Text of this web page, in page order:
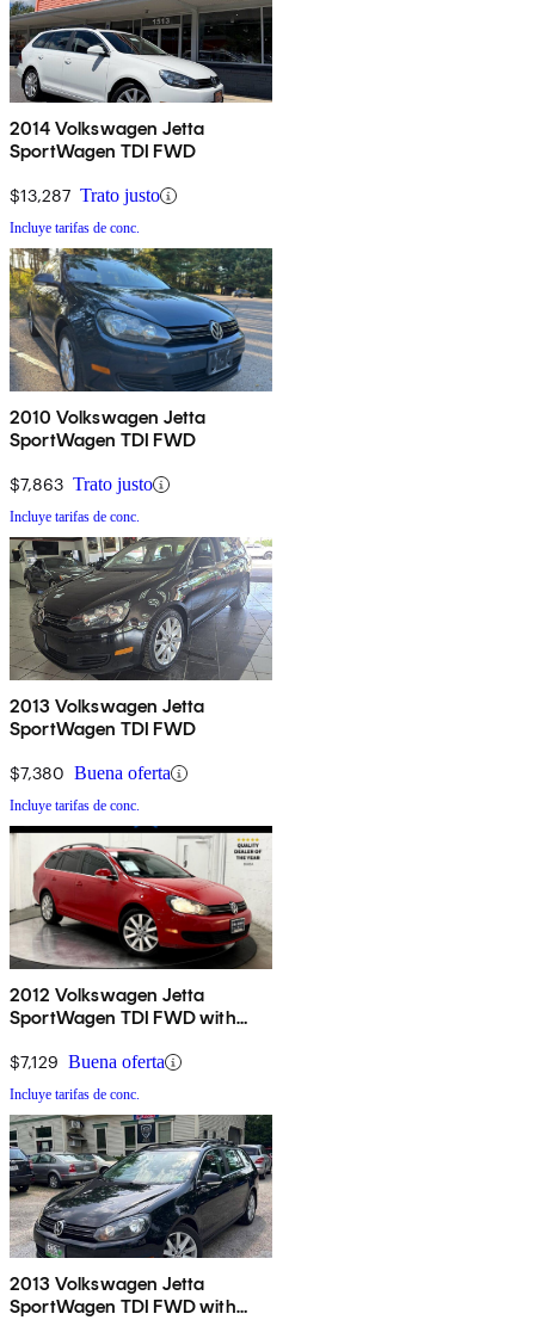
2014 Volkswagen Jetta
SportWagen TDI FWD
$13,287 Trato justo
Incluye tarifas de conc.
2010 Volkswagen Jetta
SportWagen TDI FWD
$7,863 Trato justo
Incluye tarifas de conc.
2013 Volkswagen Jetta
SportWagen TDI FWD
$7,380 Buena oferta
Incluye tarifas de conc.
2012 Volkswagen Jetta
SportWagen TDI FWD with
$7,129 Buena oferta
Incluye tarifas de conc.
2013 Volkswagen Jetta
SportWagen TDI FWD with